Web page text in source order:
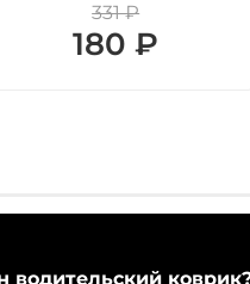
331 ₽
180 ₽
водительский